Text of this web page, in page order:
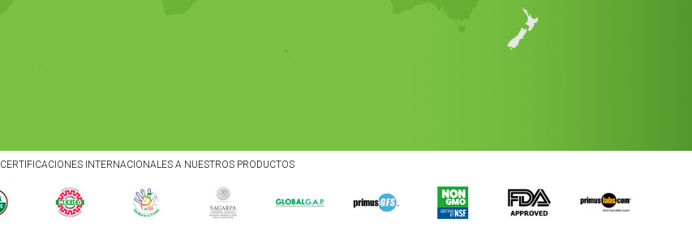
CERTIFICACIONES INTERNACIONALES A NUESTROS PRODUCTOS